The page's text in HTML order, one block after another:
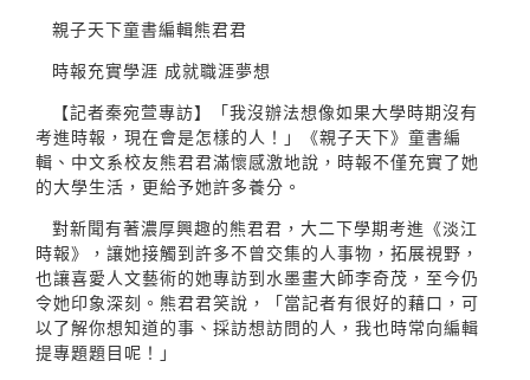
親子天下童書編輯熊君君
時報充實學涯 成就職涯夢想
【記者秦宛萱專訪】「我沒辦法想像如果大學時期沒有
考進時報，現在會是怎樣的人！」《親子天下》童書編
輯、中文系校友熊君君滿懷感激地說，時報不僅充實了她
的大學生活，更給予她許多養分。
對新聞有著濃厚興趣的熊君君，大二下學期考進《淡江
時報》，讓她接觸到許多不曾交集的人事物，拓展視野，
也讓喜愛人文藝術的她專訪到水墨畫大師李奇茂，至今仍
令她印象深刻。熊君君笑說，「當記者有很好的藉口，可
以了解你想知道的事、採訪想訪問的人，我也時常向編輯
提專題題目呢！」